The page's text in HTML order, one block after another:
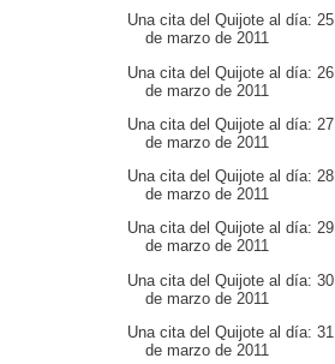
Una cita del Quijote al día: 25
de marzo de 2011
Una cita del Quijote al día: 26
de marzo de 2011
Una cita del Quijote al día: 27
de marzo de 2011
Una cita del Quijote al día: 28
de marzo de 2011
Una cita del Quijote al día: 29
de marzo de 2011
Una cita del Quijote al día: 30
de marzo de 2011
Una cita del Quijote al día: 31
de marzo de 2011